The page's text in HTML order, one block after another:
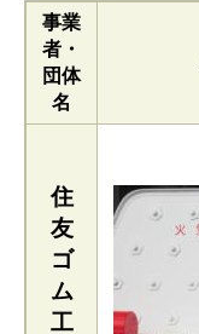
事業
者・
団体
名
住
友
ゴ
ム
工